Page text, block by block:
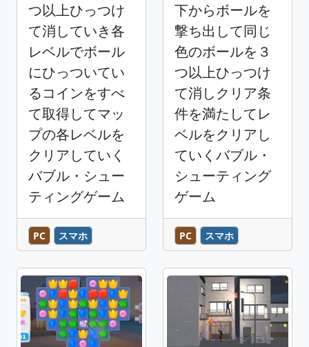
つ以上ひっつけ
て消していき各
レベルでボール
にひっついてい
るコインをすべ
て取得してマッ
プの各レベルを
クリアしていく
バブル・シュー
ティングゲーム
PC スマホ
下からボールを
撃ち出して同じ
色のボールを３
つ以上ひっつけ
て消しクリア条
件を満たしてレ
ベルをクリアし
ていくバブル・
シューティング
ゲーム
PC スマホ